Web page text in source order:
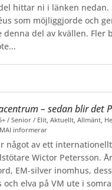
hittar ni i länken nedan.
som möjliggjorde och
denna del av kvällen. Fler
– sedan blir det
/ Senior / Elit,Aktuellt,Allmänt,
MAI informerar
något av ett
Wictor Petersson.
EM-silver inomhus,
och elva på VM ute i